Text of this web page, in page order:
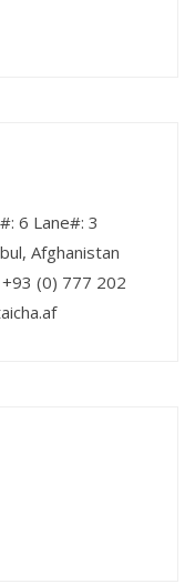
6 Lane#: 3
Afghanistan
(0) 777 202